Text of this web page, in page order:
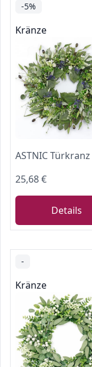
-5%
Kränze
25,68 €
Details
-
Kränze